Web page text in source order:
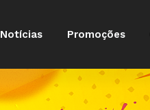
Notícias Promoções